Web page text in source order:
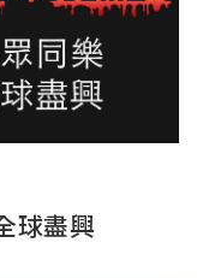
球盡興